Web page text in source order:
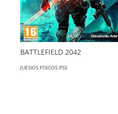
BATTLEFIELD 2042
JUEGOS FISICOS PS5